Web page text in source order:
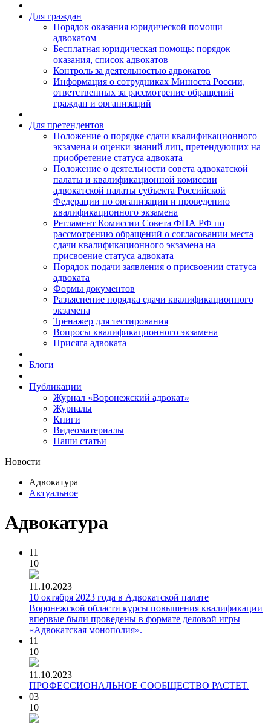
Для граждан
Порядок оказания юридической помощи
адвокатом
Бесплатная юридическая помощь: порядок
оказания, список адвокатов
Контроль за деятельностью адвокатов
Информация о сотрудниках Минюста России,
ответственных за рассмотрение обращений
граждан и организаций
Для претендентов
Положение о порядке сдачи квалификационного
экзамена и оценки знаний лиц, претендующих на
приобретение статуса адвоката
Положение о деятельности совета адвокатской
палаты и квалификационной комиссии
адвокатской палаты субъекта Российской
Федерации по организации и проведению
квалификационного экзамена
Регламент Комиссии Совета ФПА РФ по
рассмотрению обращений о согласовании места
сдачи квалификационного экзамена на
присвоение статуса адвоката
Порядок подачи заявления о присвоении статуса
адвоката
Формы документов
Разъяснение порядка сдачи квалификационного
экзамена
Тренажер для тестирования
Вопросы квалификационного экзамена
Присяга адвоката
Блоги
Публикации
Журнал «Воронежский адвокат»
Журналы
Книги
Видеоматериалы
Наши статьи
Новости
Адвокатура
Актуальное
Адвокатура
11
10
11.10.2023
10 октября 2023 года в Адвокатской палате
Воронежской области курсы повышения квалификации
впервые были проведены в формате деловой игры
«Адвокатская монополия».
11
10
11.10.2023
ПРОФЕССИОНАЛЬНОЕ СООБЩЕСТВО РАСТЕТ.
03
10